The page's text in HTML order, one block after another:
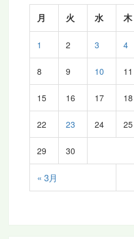
月 火 水 木
« 3月
1 2 3 4
8 9 10 11
15 16 17 18
22 23 24 25
29 30